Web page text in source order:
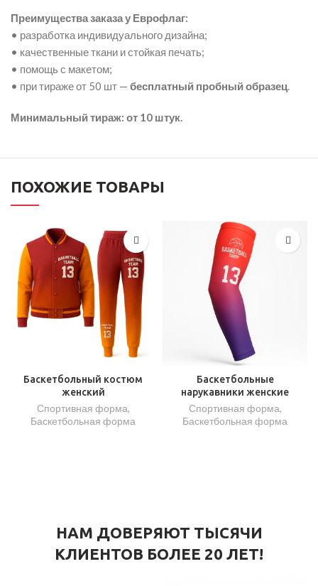
Преимущества заказа у Еврофлаг:
• разработка индивидуального дизайна;
• качественные ткани и стойкая печать;
• помощь с макетом;
• при тираже от 50 шт — бесплатный пробный образец.
Минимальный тираж: от 10 штук.
ПОХОЖИЕ ТОВАРЫ
Баскетбольный костюм
женский
Спортивная форма,
Баскетбольная форма
Баскетбольные
нарукавники женские
Спортивная форма,
Баскетбольная форма
НАМ ДОВЕРЯЮТ ТЫСЯЧИ
КЛИЕНТОВ БОЛЕЕ 20 ЛЕТ!